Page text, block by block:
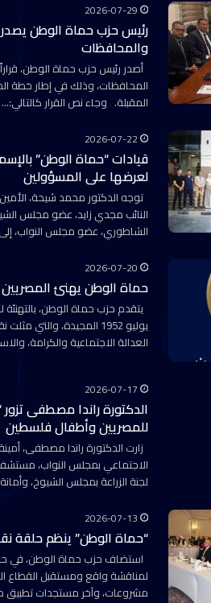
2026-07-29
رئيس حزب حماة الوطن يصدر
والمحافظات
أصدر رئيس حزب حماة الوطن،
المحافظات، وذلك في إطار خطة
المقبلة. وجاء نص القرار كالتالي:…
2026-07-22
قيادات “حماة الوطن”
لعرضها على المسؤولين
توجه الدكتور محمد شيحة،
النائب مجدي زايد، عضو مجلس
الشاطوري، عضو مجلس النواب،
2026-07-20
حماة الوطن يهنئ المصريين
يوليو 1952 المجيدة،
العدالة الاجتماعية والكرامة،
2026-07-17
الدكتورة راندا مصطفى
للمصريين وأطفال فلسطين
زارت الدكتورة راندا مصطفى،
الاجتماعي بمجلس النواب،
لجنة الزراعة بمجلس الشيوخ،
2026-07-13
“حماة الوطن” ينظم حلقة
استضاف حزب حماة الوطن، في
لمناقشة واقع ومستقبل القطاع
مشروعات، وآخر مستجدات تطبيق